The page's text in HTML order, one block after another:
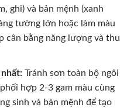
ghi) và bản mệnh (xanh
tường lớn hoặc làm màu
cân bằng năng lượng và thu
nhất:Tránh sơn toàn bộ ngôi
hợp 2-3 gam màu cùng
sinh và bản mệnh để tạo